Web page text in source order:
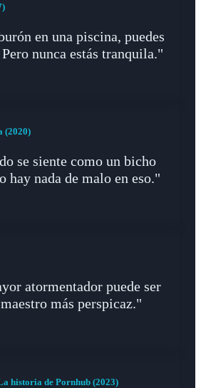
en una piscina, puedes
nunca estás tranquila."
(2020)
se siente como un bicho
hay nada de malo en eso."
atormentador puede ser
más perspicaz."
historia de Pornhub (2023)